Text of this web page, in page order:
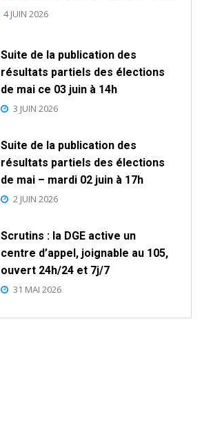
4 JUIN 2026
Suite de la publication des
résultats partiels des élections
de mai ce 03 juin à 14h
3 JUIN 2026
Suite de la publication des
résultats partiels des élections
de mai – mardi 02 juin à 17h
2 JUIN 2026
Scrutins : la DGE active un
centre d’appel, joignable au 105,
ouvert 24h/24 et 7j/7
31 MAI 2026